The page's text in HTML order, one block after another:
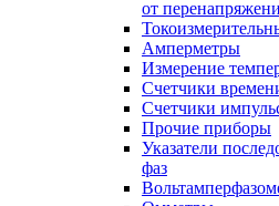
от
Амперметры
Измерение
Счетчики
Счетчики
Прочие приборы
Указатели
фаз